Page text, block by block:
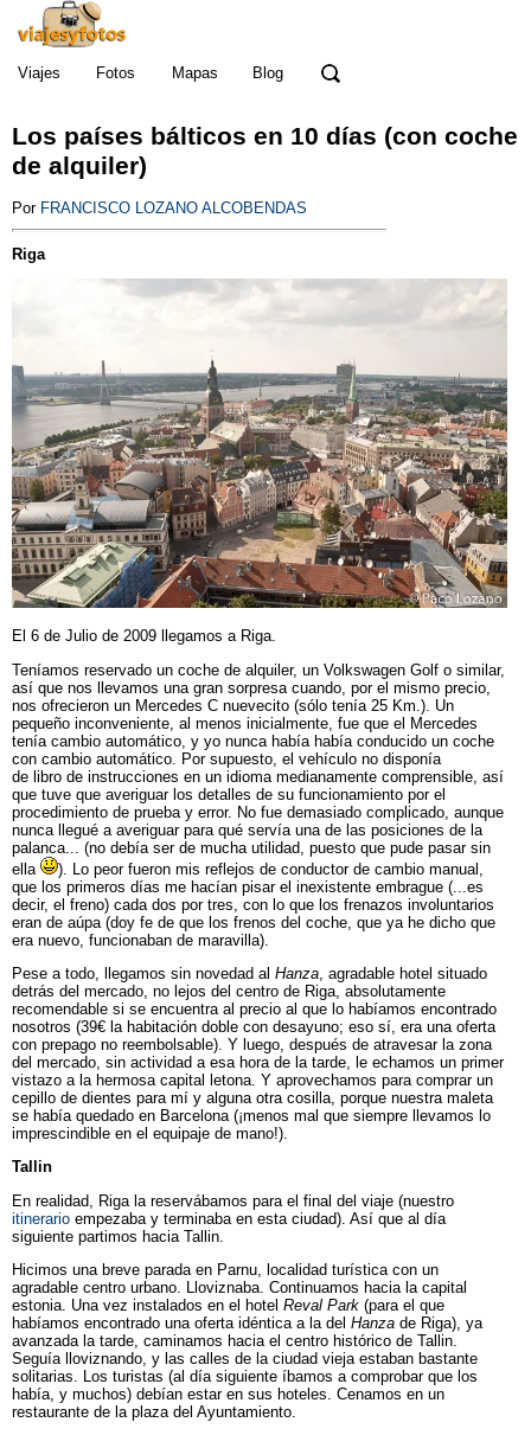
Viajes Fotos Mapas Blog
Los países bálticos en 10 días (con coche
de alquiler)
Por FRANCISCO LOZANO ALCOBENDAS
Riga
El 6 de Julio de 2009 llegamos a Riga.
Teníamos reservado un coche de alquiler, un Volkswagen Golf o similar,
así que nos llevamos una gran sorpresa cuando, por el mismo precio,
nos ofrecieron un Mercedes C nuevecito (sólo tenía 25 Km.). Un
pequeño inconveniente, al menos inicialmente, fue que el Mercedes
tenía cambio automático, y yo nunca había había conducido un coche
con cambio automático. Por supuesto, el vehículo no disponía
de libro de instrucciones en un idioma medianamente comprensible, así
que tuve que averiguar los detalles de su funcionamiento por el
procedimiento de prueba y error. No fue demasiado complicado, aunque
nunca llegué a averiguar para qué servía una de las posiciones de la
palanca... (no debía ser de mucha utilidad, puesto que pude pasar sin
ella
). Lo peor fueron mis reflejos de conductor de cambio manual,
que los primeros días me hacían pisar el inexistente embrague (...es
decir, el freno) cada dos por tres, con lo que los frenazos involuntarios
eran de aúpa (doy fe de que los frenos del coche, que ya he dicho que
era nuevo, funcionaban de maravilla).
Pese a todo, llegamos sin novedad al Hanza , agradable hotel situado
detrás del mercado, no lejos del centro de Riga, absolutamente
recomendable si se encuentra al precio al que lo habíamos encontrado
nosotros (39€ la habitación doble con desayuno; eso sí, era una oferta
con prepago no reembolsable). Y luego, después de atravesar la zona
del mercado, sin actividad a esa hora de la tarde, le echamos un primer
vistazo a la hermosa capital letona. Y aprovechamos para comprar un
cepillo de dientes para mí y alguna otra cosilla, porque nuestra maleta
se había quedado en Barcelona (¡menos mal que siempre llevamos lo
imprescindible en el equipaje de mano!).
Tallin
En realidad, Riga la reservábamos para el final del viaje (nuestro
itinerario empezaba y terminaba en esta ciudad). Así que al día
siguiente partimos hacia Tallin.
Hicimos una breve parada en Parnu, localidad turística con un
agradable centro urbano. Lloviznaba. Continuamos hacia la capital
estonia. Una vez instalados en el hotel Reval Park (para el que
habíamos encontrado una oferta idéntica a la del Hanza de Riga), ya
avanzada la tarde, caminamos hacia el centro histórico de Tallin.
Seguía lloviznando, y las calles de la ciudad vieja estaban bastante
solitarias. Los turistas (al día siguiente íbamos a comprobar que los
había, y muchos) debían estar en sus hoteles. Cenamos en un
restaurante de la plaza del Ayuntamiento.